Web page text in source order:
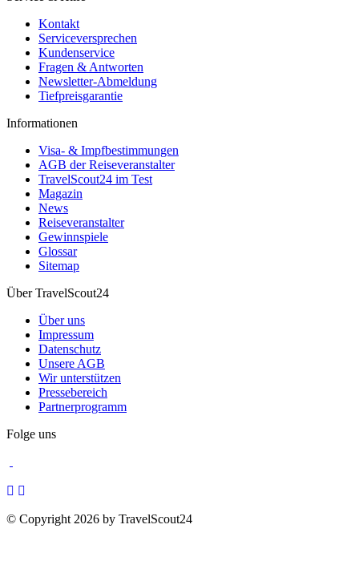
Kontakt
Serviceversprechen
Kundenservice
Fragen & Antworten
Newsletter-Abmeldung
Tiefpreisgarantie
Informationen
Visa- & Impfbestimmungen
AGB der Reiseveranstalter
TravelScout24 im Test
Magazin
News
Reiseveranstalter
Gewinnspiele
Glossar
Sitemap
Über TravelScout24
Über uns
Impressum
Datenschutz
Unsere AGB
Wir unterstützen
Pressebereich
Partnerprogramm
Folge uns
© Copyright 2026 by TravelScout24